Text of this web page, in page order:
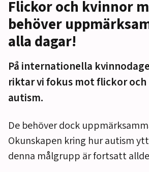
Flickor och kvinnor
behöver
alla dagar!
På internationella
riktar vi fokus mot flickor
autism.
De behöver dock
Okunskapen kring hur autism
denna målgrupp är fortsatt